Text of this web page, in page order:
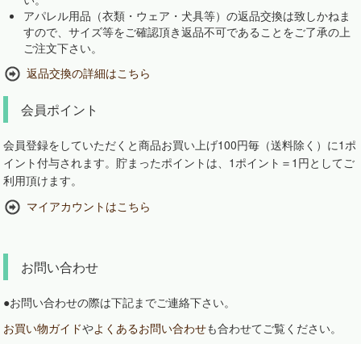
アパレル用品（衣類・ウェア・犬具等）の返品交換は致しかねま
すので、サイズ等をご確認頂き返品不可であることをご了承の上
ご注文下さい。
返品交換の詳細はこちら
会員ポイント
会員登録をしていただくと商品お買い上げ100円毎（送料除く）に1ポ
イント付与されます。貯まったポイントは、1ポイント＝1円としてご
利用頂けます。
マイアカウントはこちら
お問い合わせ
●お問い合わせの際は下記までご連絡下さい。
お買い物ガイドやよくあるお問い合わせも合わせてご覧ください。